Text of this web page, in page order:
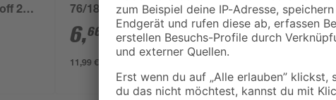
20
76/18' klar 200 x 90 x
0,07 cm
6,66
/ m²
11,99 € / Pack
76/18' Kunststoff 20
Stück, inklusive V2A
Schrauben
11,49 €